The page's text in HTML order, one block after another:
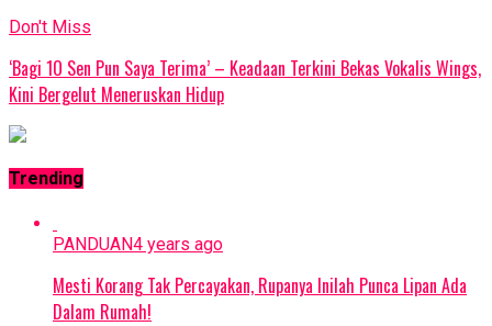
Don't Miss
‘Bagi 1O Sen Pun Saya Terima’ – Keadaan Terkini Bekas Vokalis Wings,
Kini BergeIut Meneruskan Hidup
Trending
PANDUAN4 years ago
Mesti Korang Tak Percayakan, Rupanya Inilah Punca Lipan Ada
Dalam Rumah!